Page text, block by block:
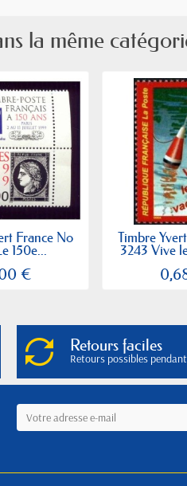
la même
France No
150e...
€
Timbre
3243 Vive
Retours faciles
Retours possibles